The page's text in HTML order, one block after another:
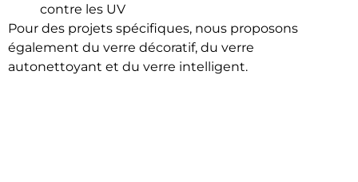
contre les UV
Pour des projets spécifiques, nous proposons
également du verre décoratif, du verre
autonettoyant et du verre intelligent.